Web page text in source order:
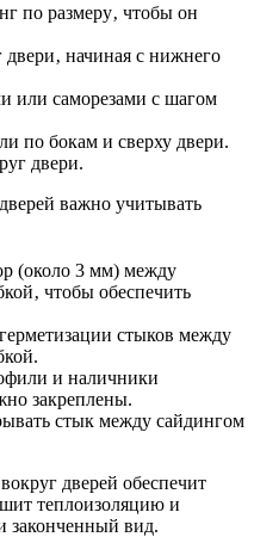
по размеру‚ чтобы он
двери‚ начиная с нижнего
или саморезами с шагом
по бокам и сверху двери.
двери.
важно учитывать
(около 3 мм) между
чтобы обеспечить
стыков между
и наличники
закреплены.
стык между сайдингом
дверей обеспечит
теплоизоляцию и
законченный вид.